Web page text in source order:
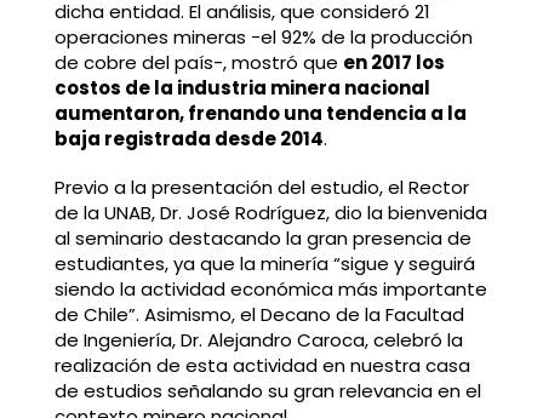
dicha entidad. El análisis, que consideró 21
operaciones mineras -el 92% de la producción
de cobre del país-, mostró que en 2017 los
costos de la industria minera nacional
aumentaron, frenando una tendencia a la
baja registrada desde 2014.
Previo a la presentación del estudio, el Rector
de la UNAB, Dr. José Rodríguez, dio la bienvenida
al seminario destacando la gran presencia de
estudiantes, ya que la minería “sigue y seguirá
siendo la actividad económica más importante
de Chile”. Asimismo, el Decano de la Facultad
de Ingeniería, Dr. Alejandro Caroca, celebró la
realización de esta actividad en nuestra casa
de estudios señalando su gran relevancia en el